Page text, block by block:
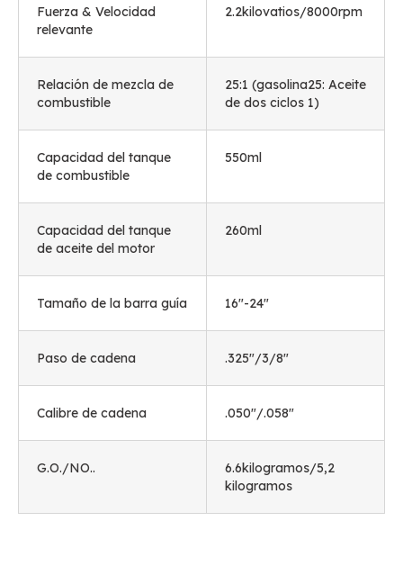
Fuerza & Velocidad
relevante
2.2kilovatios/8000rpm
Relación de mezcla de
combustible
25:1 (gasolina25: Aceite
de dos ciclos 1)
Capacidad del tanque
de combustible
550ml
Capacidad del tanque
de aceite del motor
260ml
Tamaño de la barra guía 16"-24"
Paso de cadena .325"/3/8"
Calibre de cadena .050"/.058"
G.O./NO..
6.6kilogramos/5,2
kilogramos